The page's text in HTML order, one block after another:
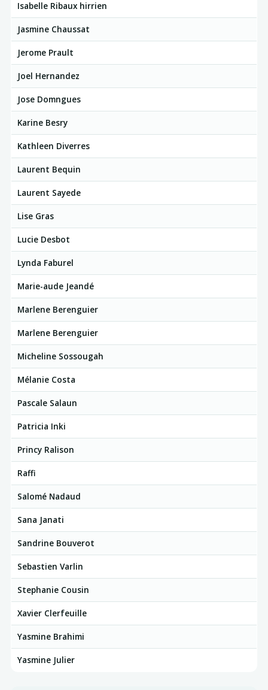
Isabelle Ribaux hirrien
Jasmine Chaussat
Jerome Prault
Joel Hernandez
Jose Domngues
Karine Besry
Kathleen Diverres
Laurent Bequin
Laurent Sayede
Lise Gras
Lucie Desbot
Lynda Faburel
Marie-aude Jeandé
Marlene Berenguier
Marlene Berenguier
Micheline Sossougah
Mélanie Costa
Pascale Salaun
Patricia Inki
Princy Ralison
Raffi
Salomé Nadaud
Sana Janati
Sandrine Bouverot
Sebastien Varlin
Stephanie Cousin
Xavier Clerfeuille
Yasmine Brahimi
Yasmine Julier